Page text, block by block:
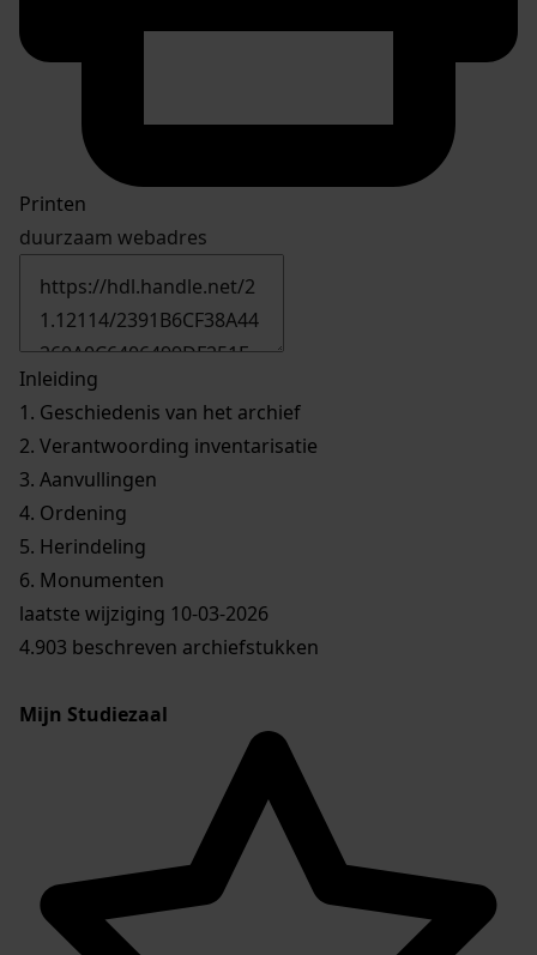
Printen
duurzaam webadres
Inleiding
1. Geschiedenis van het archief
2. Verantwoording inventarisatie
3. Aanvullingen
4. Ordening
5. Herindeling
6. Monumenten
laatste wijziging 10-03-2026
4.903 beschreven archiefstukken
Mijn Studiezaal